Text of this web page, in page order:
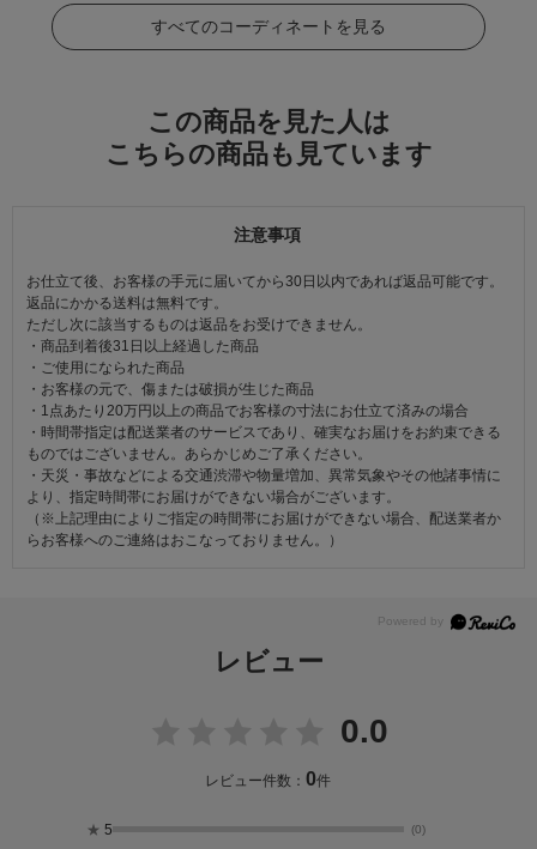
すべてのコーディネートを見る
この商品を見た人は
こちらの商品も見ています
注意事項
お仕立て後、お客様の手元に届いてから30日以内であれば返品可能です。
返品にかかる送料は無料です。
ただし次に該当するものは返品をお受けできません。
・商品到着後31日以上経過した商品
・ご使用になられた商品
・お客様の元で、傷または破損が生じた商品
・1点あたり20万円以上の商品でお客様の寸法にお仕立て済みの場合
・時間帯指定は配送業者のサービスであり、確実なお届けをお約束できる
ものではございません。あらかじめご了承ください。
・天災・事故などによる交通渋滞や物量増加、異常気象やその他諸事情に
より、指定時間帯にお届けができない場合がございます。
（※上記理由によりご指定の時間帯にお届けができない場合、配送業者か
らお客様へのご連絡はおこなっておりません。）
レビュー
0.0
レビュー件数：0件
★ 5 (0)